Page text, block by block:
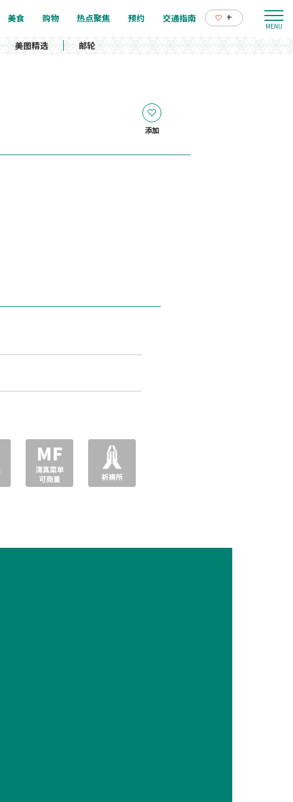
美食 购物 热点聚焦 预约 交通指南 +
美图精选 邮轮
添加